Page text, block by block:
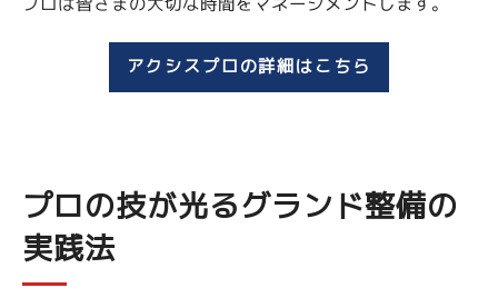
アクシスプロの詳細はこちら
プロの技が光るグランド整備の
実践法